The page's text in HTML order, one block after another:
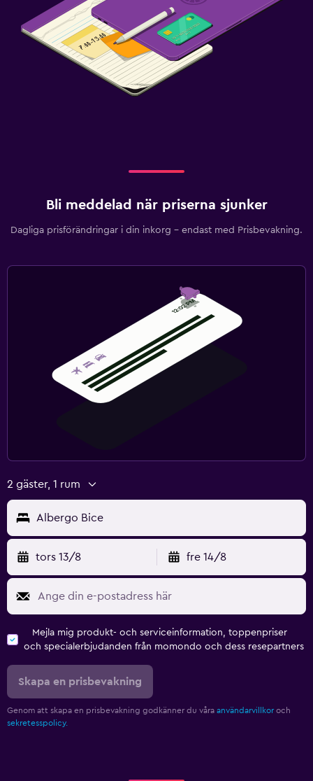
Bli meddelad när priserna sjunker
Dagliga prisförändringar i din inkorg – endast med Prisbevakning.
2 gäster, 1 rum
Albergo Bice
tors 13/8 fre 14/8
Mejla mig produkt- och serviceinformation, toppenpriser
och specialerbjudanden från momondo och dess resepartners
Skapa en prisbevakning
Genom att skapa en prisbevakning godkänner du våra användarvillkor och
sekretesspolicy.